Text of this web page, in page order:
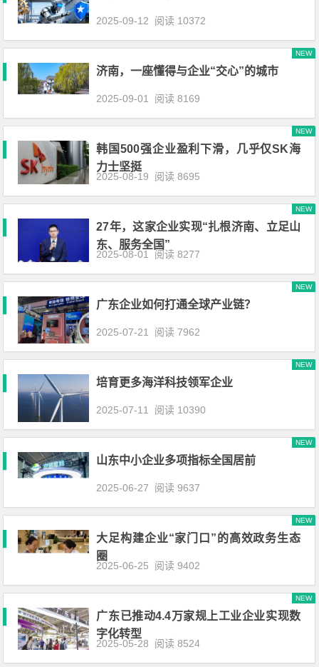
2025-09-12 阅读 10372
济南，一座懂得与企业“交心”的城市
NEW
2025-09-01 阅读 8169
韩国500强企业盈利下滑，几乎仅SK海
力士坚挺
NEW
2025-08-19 阅读 8695
27年，这家企业实现“扎根济南、立足山
东、服务全国”
NEW
2025-08-01 阅读 8277
广东企业如何打通全球产业链？
NEW
2025-07-21 阅读 7962
培育更多海洋科技领军企业
NEW
2025-07-11 阅读 10390
山东中小企业多项指标全国居前
NEW
2025-06-27 阅读 9637
大足构建企业“家门口”的高效政务生态
圈
NEW
2025-06-25 阅读 9402
广东已推动4.4万家规上工业企业实现数
字化转型
NEW
2025-05-28 阅读 8524